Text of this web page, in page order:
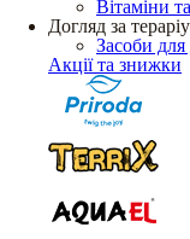
Вітаміни
Догляд за
Засоби для
Акції та знижки